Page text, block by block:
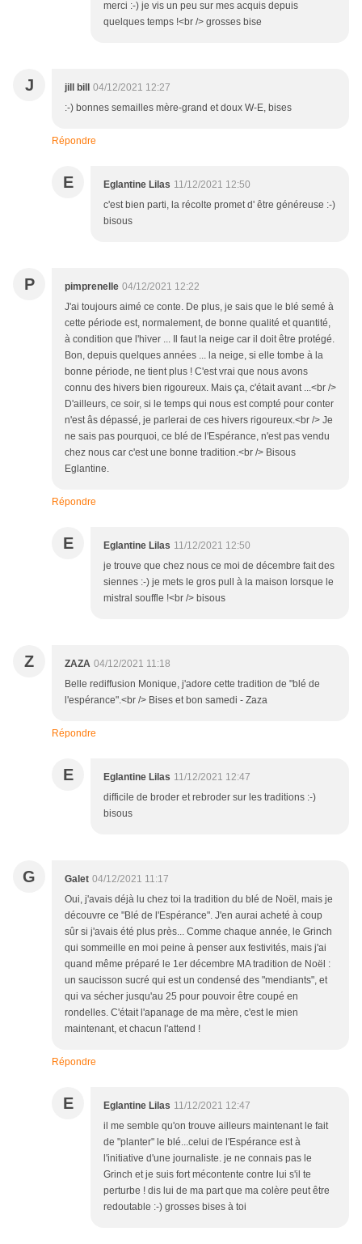
merci :-) je vis un peu sur mes acquis depuis
quelques temps !<br /> grosses bise
J jill bill
04/12/2021 12:27
:-) bonnes semailles mère-grand et doux W-E, bises
Répondre
E Eglantine Lilas 11/12/2021 12:50
c'est bien parti, la récolte promet d' être généreuse :-)
bisous
P pimprenelle 04/12/2021 12:22
J'ai toujours aimé ce conte. De plus, je sais que le blé semé à
cette période est, normalement, de bonne qualité et quantité,
à condition que l'hiver ... Il faut la neige car il doit être protégé.
Bon, depuis quelques années ... la neige, si elle tombe à la
bonne période, ne tient plus ! C'est vrai que nous avons
connu des hivers bien rigoureux. Mais ça, c'était avant ...<br />
D'ailleurs, ce soir, si le temps qui nous est compté pour conter
n'est âs dépassé, je parlerai de ces hivers rigoureux.<br /> Je
ne sais pas pourquoi, ce blé de l'Espérance, n'est pas vendu
chez nous car c'est une bonne tradition.<br /> Bisous
Eglantine.
Répondre
E Eglantine Lilas 11/12/2021 12:50
je trouve que chez nous ce moi de décembre fait des
siennes :-) je mets le gros pull à la maison lorsque le
mistral souffle !<br /> bisous
Z ZAZA 04/12/2021 11:18
Belle rediffusion Monique, j'adore cette tradition de "blé de
l'espérance".<br /> Bises et bon samedi - Zaza
Répondre
E Eglantine Lilas 11/12/2021 12:47
difficile de broder et rebroder sur les traditions :-)
bisous
G Galet 04/12/2021 11:17
Oui, j'avais déjà lu chez toi la tradition du blé de Noël, mais je
découvre ce "Blé de l'Espérance". J'en aurai acheté à coup
sûr si j'avais été plus près... Comme chaque année, le Grinch
qui sommeille en moi peine à penser aux festivités, mais j'ai
quand même préparé le 1er décembre MA tradition de Noël :
un saucisson sucré qui est un condensé des "mendiants", et
qui va sécher jusqu'au 25 pour pouvoir être coupé en
rondelles. C'était l'apanage de ma mère, c'est le mien
maintenant, et chacun l'attend !
Répondre
E Eglantine Lilas 11/12/2021 12:47
il me semble qu'on trouve ailleurs maintenant le fait
de "planter" le blé...celui de l'Espérance est à
l'initiative d'une journaliste. je ne connais pas le
Grinch et je suis fort mécontente contre lui s'il te
perturbe ! dis lui de ma part que ma colère peut être
redoutable :-) grosses bises à toi